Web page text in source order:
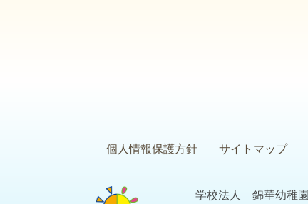
個人情報保護方針 サイトマップ
学校法人 錦華幼稚園